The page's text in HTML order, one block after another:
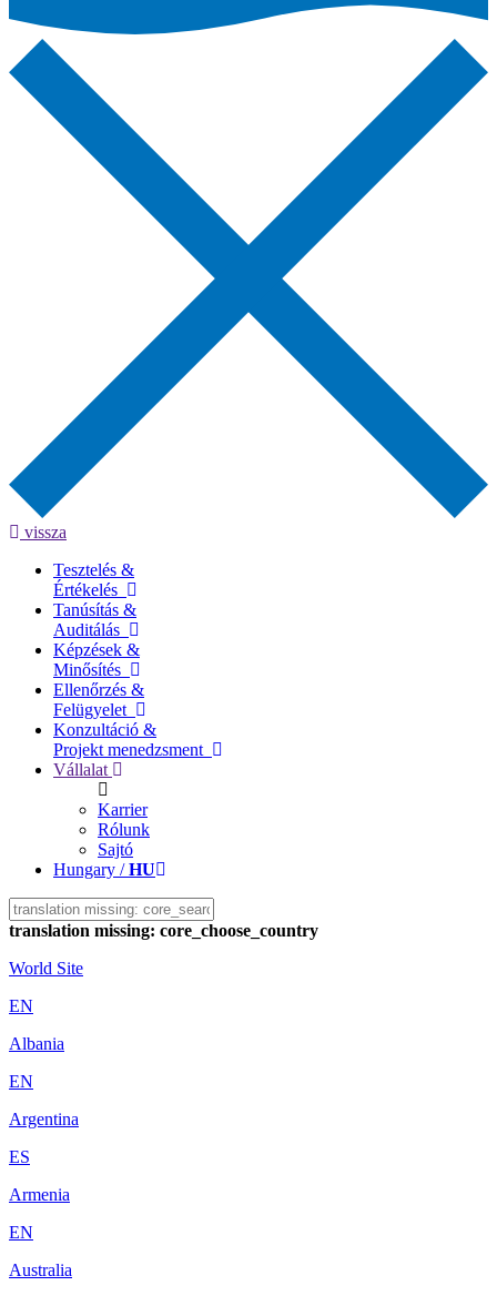
vissza
Tesztelés &
Értékelés
Tanúsítás &
Auditálás
Képzések &
Minősítés
Ellenőrzés &
Felügyelet
Konzultáció &
Projekt menedzsment
Vállalat
Karrier
Rólunk
Sajtó
Hungary /HU
translation missing: core_choose_country
World Site
EN
Albania
EN
Argentina
ES
Armenia
EN
Australia